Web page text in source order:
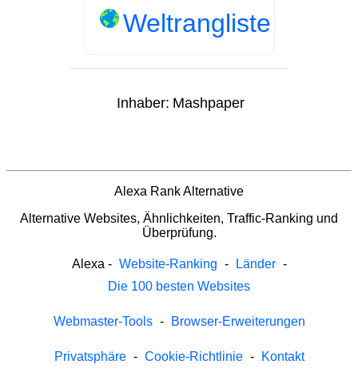
Weltrangliste
Inhaber: Mashpaper
Alexa Rank Alternative
Alternative Websites, Ähnlichkeiten, Traffic-Ranking und
Überprüfung.
Alexa - Website-Ranking - Länder -
Die 100 besten Websites
Webmaster-Tools - Browser-Erweiterungen
Privatsphäre - Cookie-Richtlinie - Kontakt